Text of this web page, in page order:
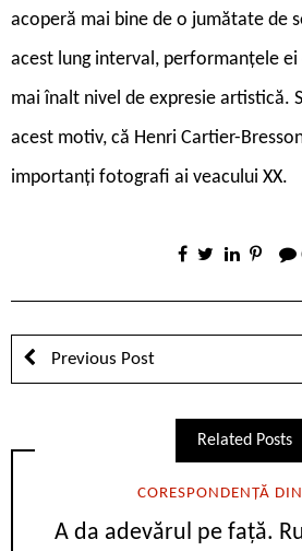
acoperă mai bine de o jumătate de
acest lung interval, performanțele ei
mai înalt nivel de expresie artistică.
acest motiv, că Henri Cartier-
importanți fotografi ai veacului XX.
Previous Post
Related Posts
CORESPONDENȚĂ
A da adevărul pe față.